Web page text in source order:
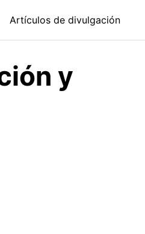
Artículos de divulgación
y